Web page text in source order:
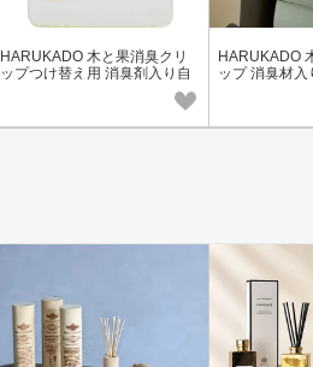
HARUKADO 木と果消臭クリ
ップつけ替え用 消臭剤入り自
HARUKADO
ップ 消臭材